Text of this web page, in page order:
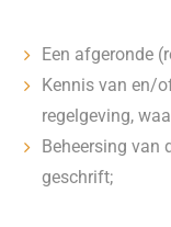
Een afgeronde
Kennis van en/
regelgeving,
Beheersing van
geschrift;